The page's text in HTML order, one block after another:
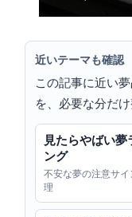
近いテーマも確認
この記事に近い
を、必要な分だけ
見たらやばい夢
ング
不安な夢の注意サイ
理